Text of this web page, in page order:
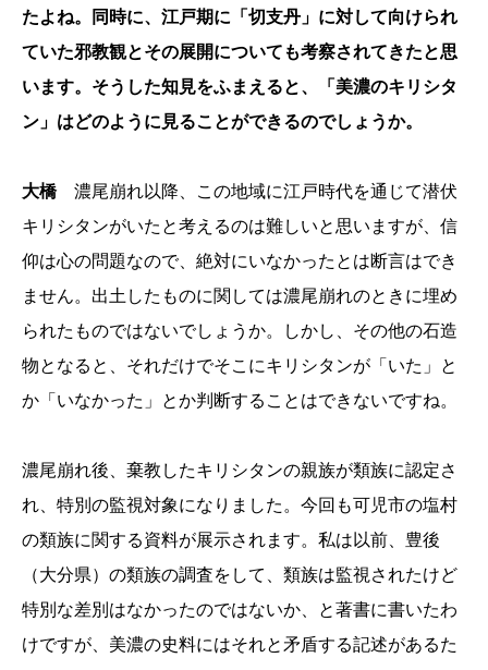
たよね。同時に、江戸期に「切支丹」に対して向けられ
ていた邪教観とその展開についても考察されてきたと思
います。そうした知見をふまえると、「美濃のキリシタ
ン」はどのように見ることができるのでしょうか。
大橋濃尾崩れ以降、この地域に江戸時代を通じて潜伏
キリシタンがいたと考えるのは難しいと思いますが、信
仰は心の問題なので、絶対にいなかったとは断言はでき
ません。出土したものに関しては濃尾崩れのときに埋め
られたものではないでしょうか。しかし、その他の石造
物となると、それだけでそこにキリシタンが「いた」と
か「いなかった」とか判断することはできないですね。
濃尾崩れ後、棄教したキリシタンの親族が類族に認定さ
れ、特別の監視対象になりました。今回も可児市の塩村
の類族に関する資料が展示されます。私は以前、豊後
（大分県）の類族の調査をして、類族は監視されたけど
特別な差別はなかったのではないか、と著書に書いたわ
けですが、美濃の史料にはそれと矛盾する記述があるた